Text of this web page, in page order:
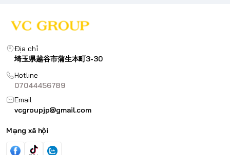
Địa chỉ
埼玉県越谷市蒲生本町3-30
Hotline
07044456789
Email
vcgroupjp@gmail.com
Mạng xã hội